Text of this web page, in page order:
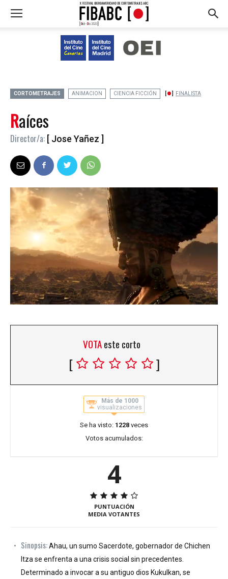
CORTOMETRAJES ANIMACION CIENCIA FICCIÓN FINALISTA
Raíces
Director/a: [ Jose Yañez ]
VOTAeste corto
[ ]
Más de 1000
visualizaciones
Se ha visto: 1228 veces
Votos acumulados:
4
PUNTUACIÓN
MEDIA VOTANTES
Sinopsis:Ahau, un sumo Sacerdote, gobernador de Chichen
Itza se enfrenta a una crisis social sin precedentes.
Determinado a invocar a su antiguo dios Kukulkan, se